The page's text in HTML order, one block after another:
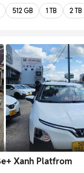
512 GB 1 TB 2 TB
Xanh Platfrom